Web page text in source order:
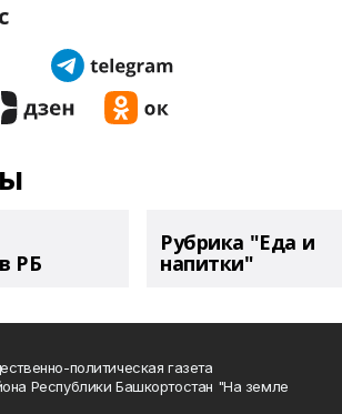
РБ
Рубрика "Еда и
напитки"
политическая газета
Республики Башкортостан "На земле